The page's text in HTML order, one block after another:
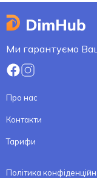
Ми гарантуємо
Про нас
Контакти
Тарифи
Політика